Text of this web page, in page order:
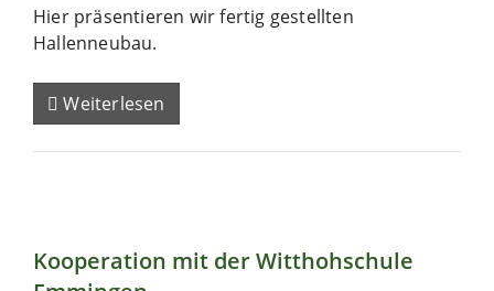
Hier präsentieren wir fertig gestellten
Hallenneubau.
Weiterlesen
Kooperation mit der Witthohschule